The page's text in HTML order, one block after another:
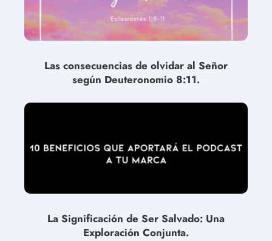
Las consecuencias de olvidar al Señor
según Deuteronomio 8:11.
La Significación de Ser Salvado: Una
Exploración Conjunta.